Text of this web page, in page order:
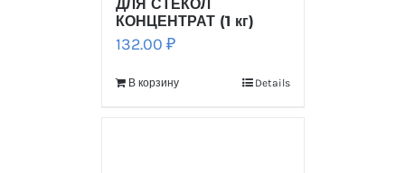
ДЛЯ СТЕКОЛ
КОНЦЕНТРАТ (1 кг)
132.00 ₽
В корзину Details